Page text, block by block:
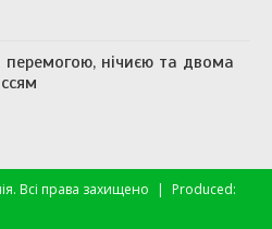
нічиєю та двома
Всі права захищено |
Produced: